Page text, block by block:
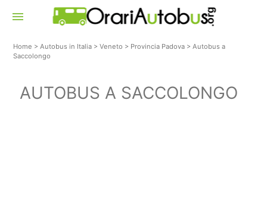
menu
Home >Autobus in Italia >Veneto > Provincia Padova >Autobus a
Saccolongo
AUTOBUS A SACCOLONGO